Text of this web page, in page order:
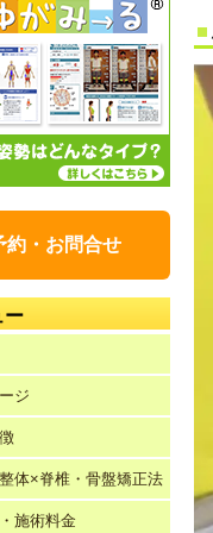
約・お問合せ
ー
ジ
体×脊椎・骨盤矯正法
施術料金